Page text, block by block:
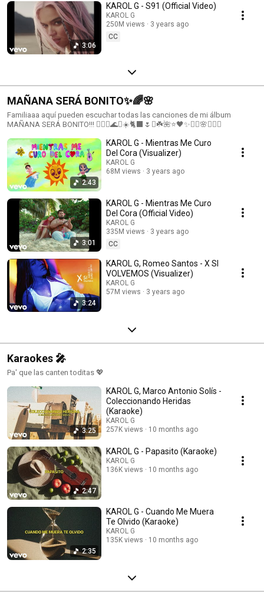
3:06
KAROL G - S91 (Official Video)
KAROL G
250M views
3 years ago
CC
MAÑANA SERÁ BONITO✨🌈🌸
Familiaaa aquí pueden escuchar todas las canciones de mi álbum
MAÑANA SERÁ BONITO!!! 🧜🏻‍♀️🌊✨☀️🐈‍⬛🌷✨☘️🌺⭐️🖤✨❤️‍🔥🌸🧜🏻‍♀️
2:43
KAROL G - Mientras Me Curo
Del Cora (Visualizer)
KAROL G
68M views
3 years ago
3:01
KAROL G - Mientras Me Curo
Del Cora (Official Video)
KAROL G
335M views
3 years ago
CC
3:24
KAROL G, Romeo Santos - X SI
VOLVEMOS (Visualizer)
KAROL G
57M views
3 years ago
Karaokes 🎤
Pa' que las canten toditas 💖
3:25
KAROL G, Marco Antonio Solís -
Coleccionando Heridas
(Karaoke)
KAROL G
257K views
10 months ago
2:47
KAROL G - Papasito (Karaoke)
KAROL G
136K views
10 months ago
2:35
KAROL G - Cuando Me Muera
Te Olvido (Karaoke)
KAROL G
135K views
10 months ago